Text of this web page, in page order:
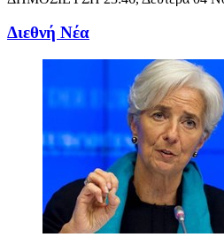
Διεθνή Νέα